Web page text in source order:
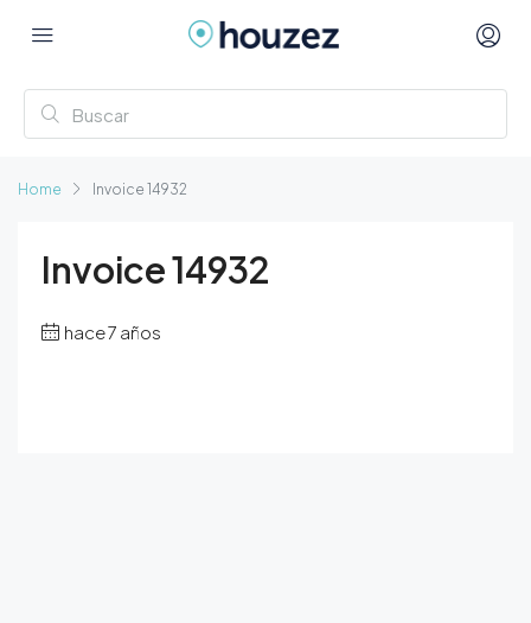
Home Invoice 14932
Invoice 14932
hace 7 años